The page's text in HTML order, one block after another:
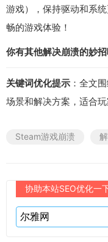
游戏），保持驱动和系
畅的游戏体验！
你有其他解决崩溃的妙
关键词优化提示 ：全文
场景和解决方案，适合玩
Steam游戏崩溃
协助本站SEO优化一